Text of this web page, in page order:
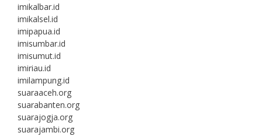
imikalbar.id
imikalsel.id
imipapua.id
imisumbar.id
imisumut.id
imiriau.id
imilampung.id
suaraaceh.org
suarabanten.org
suarajogja.org
suarajambi.org